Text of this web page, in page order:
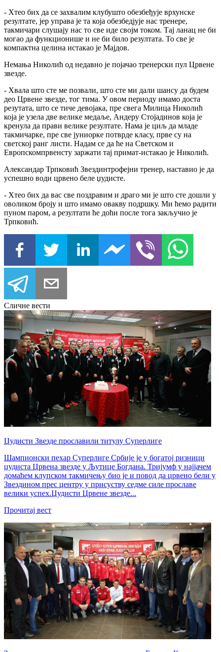
- Хтео бих да се захвалим клубушто обезбеђује врхунске
резултате, јер управа је та која обезбедјује нас тренере,
такмичари слушају нас то све иде својм током. Тај ланац не би
могао да функционише и не би било резултата. То све је
компактна целина истакао је Мајдов.
Немања Николић од недавно је појачао тренерски пул Црвене
звезде.
- Хвала што сте ме позвали, што сте ми дали шансу да будем
део Црвене звезде, тог тима. У овом периоду имамо доста
резутата, што се тиче девојака, пре свега Милица Николић
која је узела две велике медаље, Андеру Стојадинов која је
кренула да прави велике резултате. Нама је циљ да младе
такмичарке, пре све јуниорке потврде класу, прве су на
светској ранг листи. Надам се да ће на Светском и
Европскомпрвенсту заржати тај примат-истакао је Николић.
Александар Трпковић Звездинтрофејни тренер, наставио је да
успешно води црвено беле џудисте.
- Хтео бих да вас све поздравим и драго ми је што сте дошли у
оволиком броју и што имамо овакву подршку. Ми ћемо радити
пуном паром, а резултати ће доћи после тога закључио је
Трпковић.
Сличне вести
Џудисти Звезде прославили титулу Суперлиге
Шампионски пехар Суперлиге Србије је у богатој ризници
џудиста Црвена звезде у Љутице Богдана. Тријумф у најјачем
домаћем клупском такмичењу био је и повод да црвено бели у
Звездином прес центру у присуству седме силе прославе
велики успех.Џудисти Црвене звезде...
Прочитај вест